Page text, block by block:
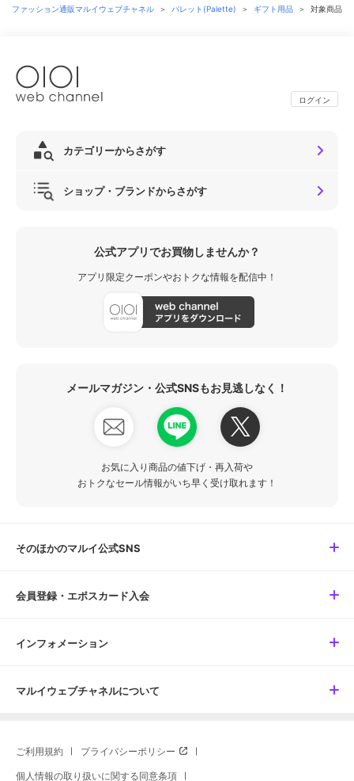
ファッション通販マルイウェブチャネル ＞ パレット(Palette) ＞ ギフト用品 ＞ 対象商品
ログイン
カテゴリーからさがす
ショップ・ブランドからさがす
公式アプリでお買物しませんか？
アプリ限定クーポンやおトクな情報を配信中！
メールマガジン・公式SNSもお見逃しなく！
お気に入り商品の値下げ・再入荷や
おトクなセール情報がいち早く受け取れます！
そのほかのマルイ公式SNS
会員登録・エポスカード入会
インフォメーション
マルイウェブチャネルについて
ご利用規約 プライバシーポリシー
個人情報の取り扱いに関する同意条項